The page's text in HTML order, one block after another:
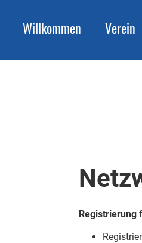
Willkommen Verein
Registrierung